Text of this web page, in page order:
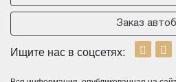
HIGER
Заказ
Ищите нас в соцсетях: